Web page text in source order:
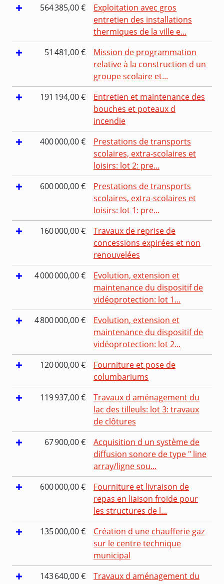
564 385,00 €
Exploitation avec gros
entretien des installations
thermiques de la ville e...
51 481,00 €
Mission de programmation
relative à la construction d un
groupe scolaire et...
191 194,00 €
Entretien et maintenance des
bouches et poteaux d
incendie
400 000,00 €
Prestations de transports
scolaires, extra-scolaires et
loisirs: lot 2: pre...
600 000,00 €
Prestations de transports
scolaires, extra-scolaires et
loisirs: lot 1: pre...
160 000,00 €
Travaux de reprise de
concessions expirées et non
renouvelées
4 000 000,00 €
Evolution, extension et
maintenance du dispositif de
vidéoprotection: lot 1...
4 800 000,00 €
Evolution, extension et
maintenance du dispositif de
vidéoprotection: lot 2...
120 000,00 €
Fourniture et pose de
columbariums
119 937,00 €
Travaux d aménagement du
lac des tilleuls: lot 3: travaux
de clôtures
67 900,00 €
Acquisition d un système de
diffusion sonore de type " line
array/ligne sou...
600 000,00 €
Fourniture et livraison de
repas en liaison froide pour
les structures de l...
135 000,00 €
Création d une chaufferie gaz
sur le centre technique
municipal
143 640,00 €
Travaux d aménagement du